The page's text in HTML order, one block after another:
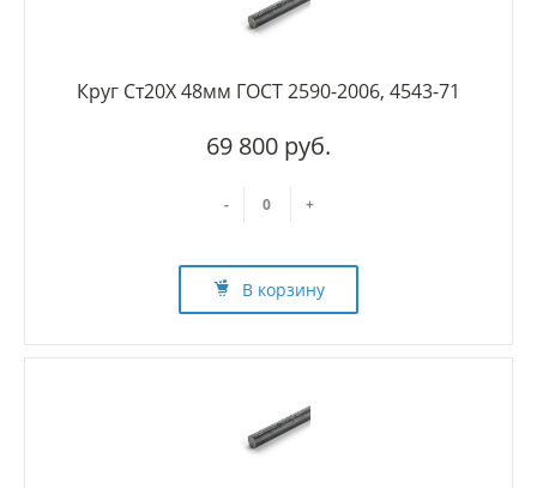
Круг Ст20Х 48мм ГОСТ 2590-2006, 4543-71
69 800 руб.
- +
В корзину